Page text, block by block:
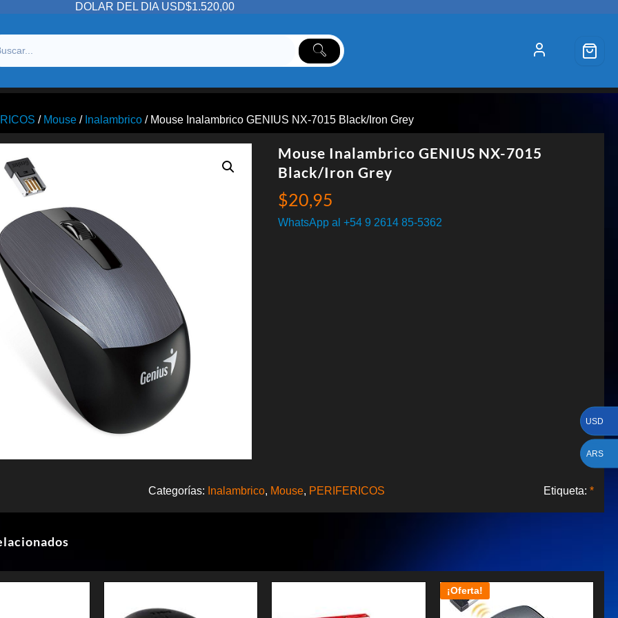
DOLAR DEL DIA USD$1.520,00
/ Mouse / Inalambrico / Mouse Inalambrico GENIUS NX-7015 Black/Iron Grey
Mouse Inalambrico GENIUS NX-7015
Black/Iron Grey
$20,95
WhatsApp al +54 9 2614 85-5362
Categorías: Inalambrico, Mouse, PERIFERICOS Etiqueta: *
¡Oferta!
USD
ARS